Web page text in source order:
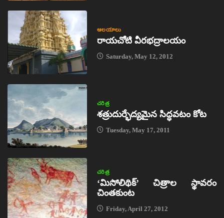
ఆలయాలు
రాయచోటి వీరభద్రాలయం
Saturday, May 12, 2012
చరిత్ర
శత్రుదుర్భేద్యమైన సిద్ధవటం కోట
Tuesday, May 17, 2011
చరిత్ర
‘మిసోలిథిక్‌’ చిత్రాల స్థావరం
చింతకుంట
Friday, April 27, 2012